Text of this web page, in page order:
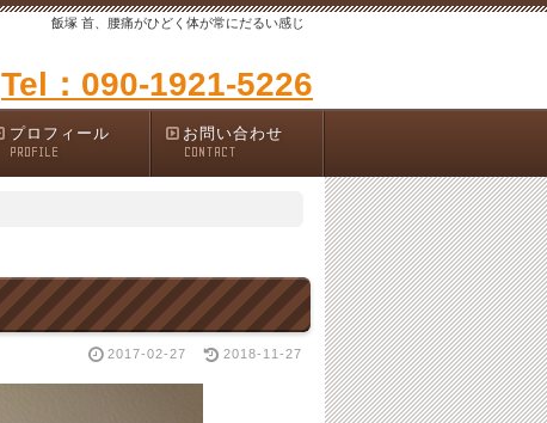
飯塚 首、腰痛がひどく体が常にだるい感じ
Tel：090-1921-5226
プロフィール
PROFILE
お問い合わせ
CONTACT
2017-02-27 2018-11-27